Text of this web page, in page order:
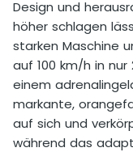
Design und
höher schlagen
starken Maschine
auf 100 km/h in nur
einem
markante,
auf sich und
während das
Preis pro Extra
Mindestalter
Zusätzlicher
Preis